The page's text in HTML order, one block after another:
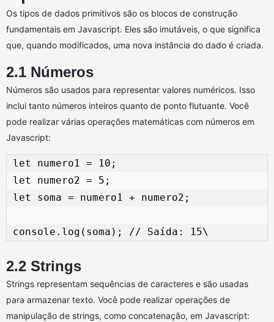
Os tipos de dados primitivos são os blocos de construção
fundamentais em Javascript. Eles são imutáveis, o que significa
que, quando modificados, uma nova instância do dado é criada.
2.1 Números
Números são usados para representar valores numéricos. Isso
inclui tanto números inteiros quanto de ponto flutuante. Você
pode realizar várias operações matemáticas com números em
Javascript:
let numero1 = 10;
let numero2 = 5;
let soma = numero1 + numero2;
2.2 Strings
Strings representam sequências de caracteres e são usadas
para armazenar texto. Você pode realizar operações de
manipulação de strings, como concatenação, em Javascript: